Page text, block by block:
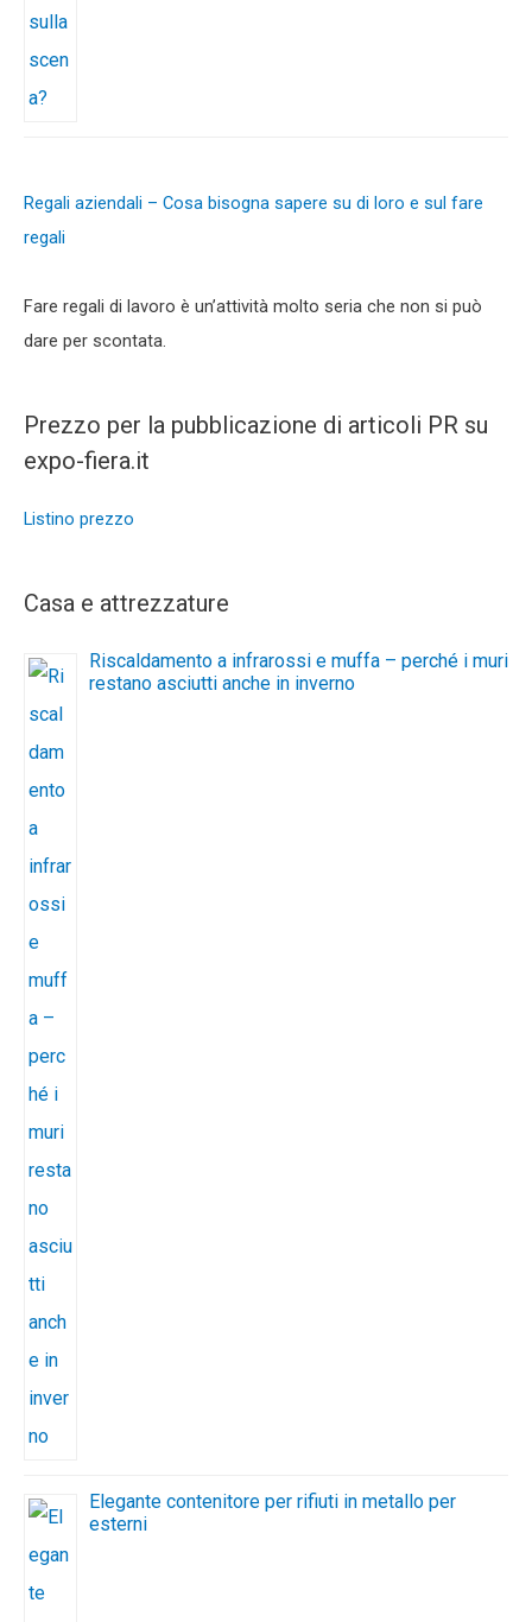
Regali aziendali – Cosa bisogna sapere su di loro e sul fare
regali
Fare regali di lavoro è un’attività molto seria che non si può
dare per scontata.
Prezzo per la pubblicazione di articoli PR su
expo-fiera.it
Listino prezzo
Casa e attrezzature
Riscaldamento a infrarossi e muffa – perché i muri
restano asciutti anche in inverno
Elegante contenitore per rifiuti in metallo per
esterni